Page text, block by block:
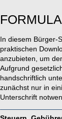
In diesem Bürger-
praktischen
anzubieten, um
Aufgrund
handschriftlich
zunächst nur in
Unterschrift